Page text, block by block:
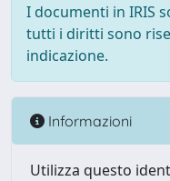
I documenti in IRIS
tutti i diritti sono
indicazione.
Informazioni
Utilizza questo